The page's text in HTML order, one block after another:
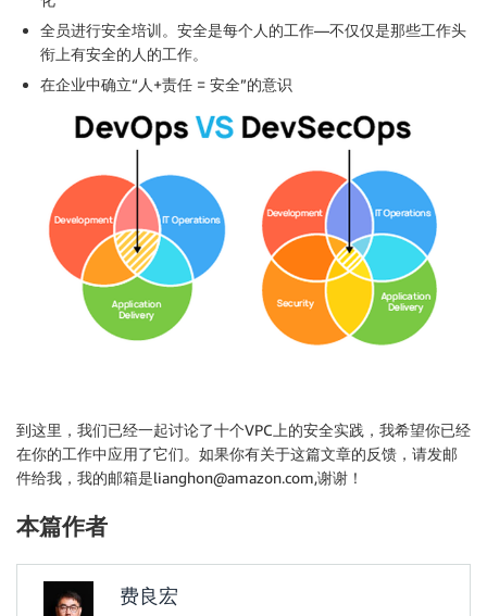
全员进行安全培训。安全是每个人的工作—不仅仅是那些工作头
衔上有安全的人的工作。
在企业中确立“人+责任 = 安全”的意识
到这里，我们已经一起讨论了十个VPC上的安全实践，我希望你已经
在你的工作中应用了它们。如果你有关于这篇文章的反馈，请发邮
件给我，我的邮箱是lianghon@amazon.com,谢谢！
本篇作者
费良宏